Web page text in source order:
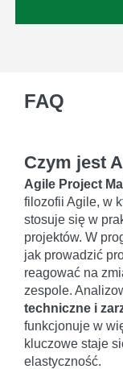
FAQ
Czym jest
Agile Project
filozofii Agile, w
stosuje się w
projektów. W
jak prowadzić
reagować na
zespole.
techniczne i
funkcjonuje w
kluczowe staje
elastyczność.